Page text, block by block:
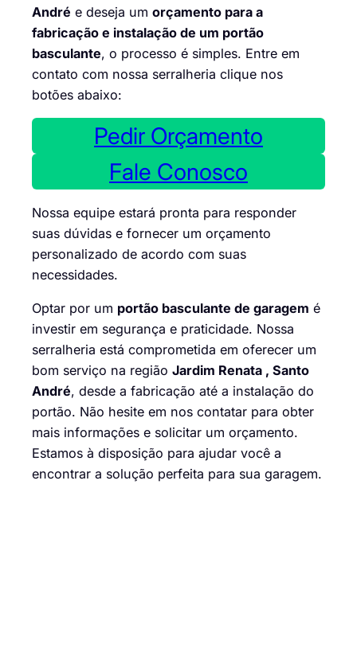
André e deseja um orçamento para a
fabricação e instalação de um portão
basculante, o processo é simples. Entre em
contato com nossa serralheria clique nos
botões abaixo:
Pedir Orçamento
Fale Conosco
Nossa equipe estará pronta para responder
suas dúvidas e fornecer um orçamento
personalizado de acordo com suas
necessidades.
Optar por um portão basculante de garagem é
investir em segurança e praticidade. Nossa
serralheria está comprometida em oferecer um
bom serviço na região Jardim Renata , Santo
André, desde a fabricação até a instalação do
portão. Não hesite em nos contatar para obter
mais informações e solicitar um orçamento.
Estamos à disposição para ajudar você a
encontrar a solução perfeita para sua garagem.